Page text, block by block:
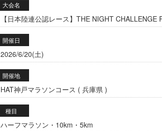
大会名
【日本陸連公認レース】THE NIGHT CHALLENGE
開催日
2026/6/20(土)
開催地
HAT神戸マラソンコース ( 兵庫県 )
種目
ハーフマラソン・10km・5km